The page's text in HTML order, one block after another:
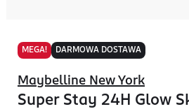
MEGA! DARMOWA DOSTAWA
Maybelline New York
Super Stay 24H Glow